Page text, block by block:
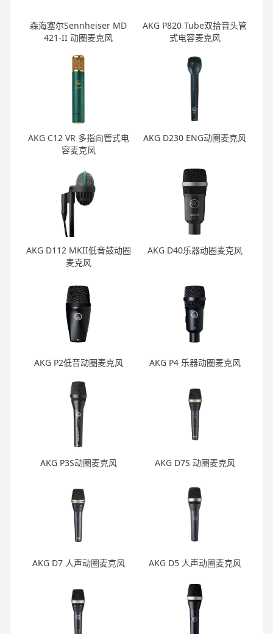
森海塞尔Sennheiser MD
421-II 动圈麦克风
AKG P820 Tube双拾音头管
式电容麦克风
AKG C12 VR 多指向管式电
容麦克风
AKG D230 ENG动圈麦克风
AKG D112 MKII低音鼓动圈
麦克风
AKG D40乐器动圈麦克风
AKG P2低音动圈麦克风 AKG P4 乐器动圈麦克风
AKG P3S动圈麦克风 AKG D7S 动圈麦克风
AKG D7 人声动圈麦克风 AKG D5 人声动圈麦克风